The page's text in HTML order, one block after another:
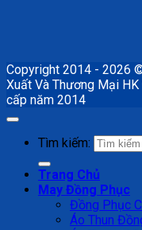
Copyright 2014 - 2026
Xuất Và Thương Mại
cấp năm 2014
Tìm kiếm:
Trang Chủ
May Đồng Phục
Đồng Phục
Áo Thun